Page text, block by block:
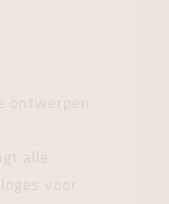
ontwerpen
alle
voor